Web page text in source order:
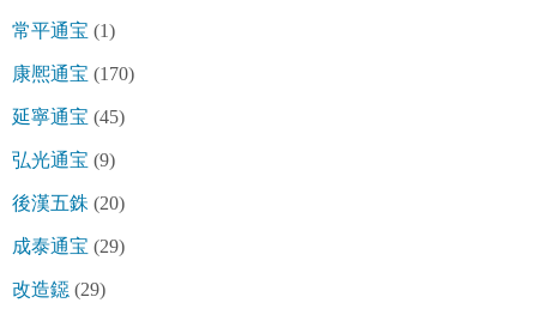
常平通宝 (1)
康熈通宝 (170)
延寧通宝 (45)
弘光通宝 (9)
後漢五銖 (20)
成泰通宝 (29)
改造鐚 (29)